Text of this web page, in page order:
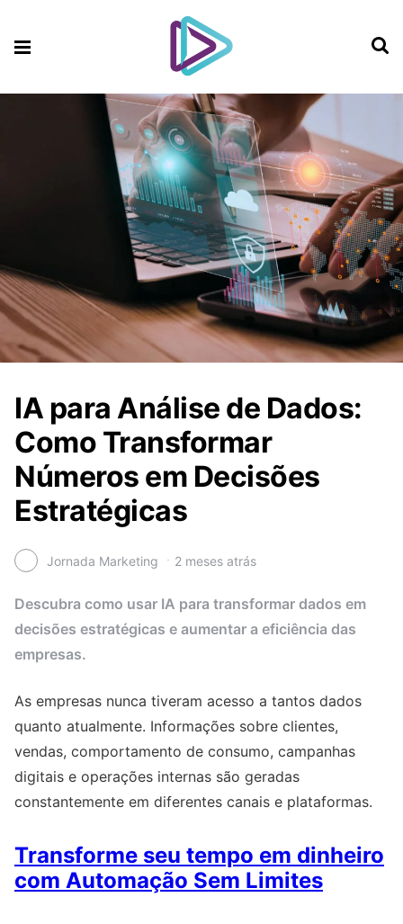
IA para Análise de Dados:
Como Transformar
Números em Decisões
Estratégicas
Jornada Marketing 2 meses atrás
Descubra como usar IA para transformar dados em
decisões estratégicas e aumentar a eficiência das
empresas.
As empresas nunca tiveram acesso a tantos dados
quanto atualmente. Informações sobre clientes,
vendas, comportamento de consumo, campanhas
digitais e operações internas são geradas
constantemente em diferentes canais e plataformas.
Transforme seu tempo em dinheiro
com Automação Sem Limites